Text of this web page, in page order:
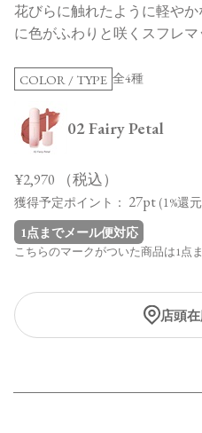
花びらに触れたように軽や
に色がふわりと咲くスフレ
COLOR / TYPE 全4種
02 Fairy Petal
¥2,970 （税込）
獲得予定ポイント： 27pt (1%還
1点までメール便対応
こちらのマークがついた商品は1点
店頭